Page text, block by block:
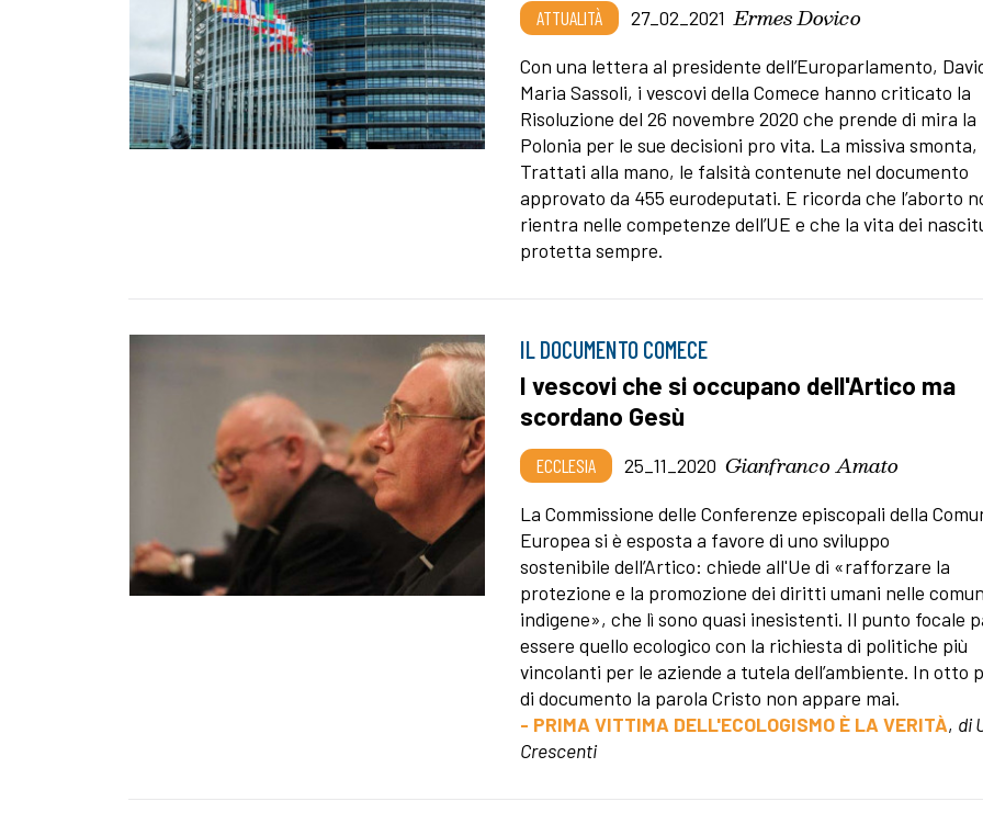
ATTUALITÀ 27_02_2021 Ermes Dovico
Con una lettera al presidente dell’Europarlamento,
Maria Sassoli, i vescovi della Comece hanno criticato la
Risoluzione del 26 novembre 2020 che prende di mira la
Polonia per le sue decisioni pro vita. La missiva smonta,
Trattati alla mano, le falsità contenute nel documento
approvato da 455 eurodeputati. E ricorda che l’aborto
rientra nelle competenze dell’UE e che la vita dei
protetta sempre.
IL DOCUMENTO COMECE
I vescovi che si occupano dell'Artico ma
scordano Gesù
ECCLESIA 25_11_2020 Gianfranco Amato
La Commissione delle Conferenze episcopali della
Europea si è esposta a favore di uno sviluppo
sostenibile dell’Artico: chiede all'Ue di «rafforzare la
protezione e la promozione dei diritti umani nelle
indigene», che lì sono quasi inesistenti. Il punto focale
essere quello ecologico con la richiesta di politiche più
vincolanti per le aziende a tutela dell’ambiente. In otto
di documento la parola Cristo non appare mai.
- PRIMA VITTIMA DELL'ECOLOGISMO È LA VERITÀ, di
Crescenti